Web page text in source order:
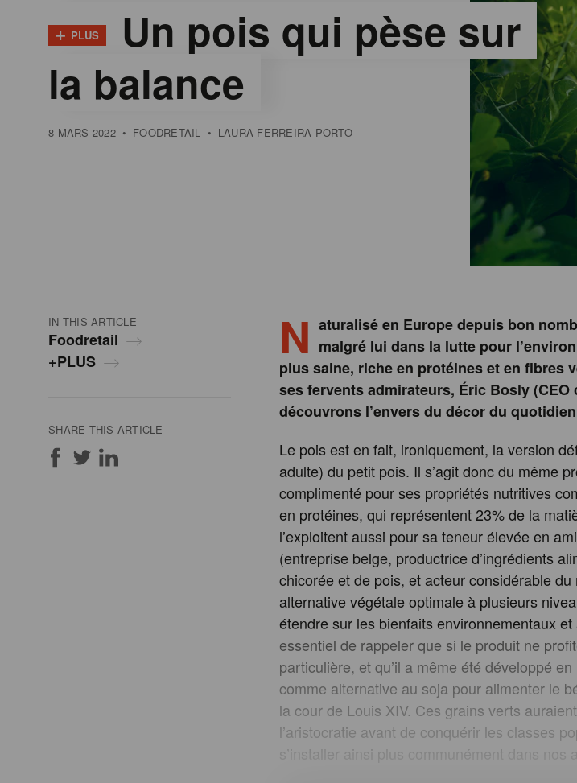
+ PLUS
Un pois qui pèse sur
la balance
8 MARS 2022 • FOODRETAIL • LAURA FERREIRA PORTO
IN THIS ARTICLE
Foodretail
+PLUS
SHARE THIS ARTICLE
N aturalisé en Europe depuis bon
malgré lui dans la lutte pour
plus saine, riche en protéines et en fibres
ses fervents admirateurs, Éric Bosly (CEO
découvrons l’envers du décor du
Le pois est en fait, ironiquement, la version
adulte) du petit pois. Il s’agit donc du même
complimenté pour ses propriétés nutritives
en protéines, qui représentent 23% de la
l’exploitent aussi pour sa teneur élevée en
(entreprise belge, productrice d’ingrédients
chicorée et de pois, et acteur considérable du
alternative végétale optimale à plusieurs
étendre sur les bienfaits environnementaux
essentiel de rappeler que si le produit ne
particulière, et qu’il a même été développé
comme alternative au soja pour alimenter le
la cour de Louis XIV. Ces grains verts
l’aristocratie avant de conquérir les classes
s’installer ainsi plus communément dans nos